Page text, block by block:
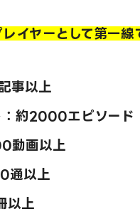
イヤーとして第一
事以上
：約2000エピソード
動画以上
通以上
以上